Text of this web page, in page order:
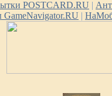
POSTCARD.RU |
|